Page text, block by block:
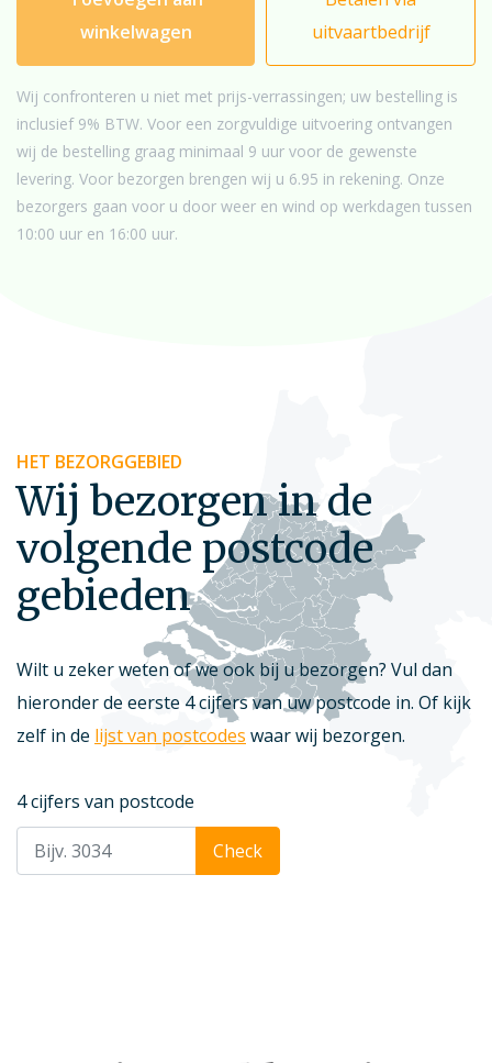
winkelwagen
uitvaartbedrijf
Wij confronteren u niet met prijs-verrassingen; uw bestelling is
inclusief 9% BTW. Voor een zorgvuldige uitvoering ontvangen
wij de bestelling graag minimaal 9 uur voor de gewenste
levering. Voor bezorgen brengen wij u 6.95 in rekening. Onze
bezorgers gaan voor u door weer en wind op werkdagen tussen
10:00 uur en 16:00 uur.
HET BEZORGGEBIED
Wij bezorgen in de
volgende postcode
gebieden
Wilt u zeker weten of we ook bij u bezorgen? Vul dan
hieronder de eerste 4 cijfers van uw postcode in. Of kijk
zelf in de lijst van postcodes waar wij bezorgen.
4 cijfers van postcode
Check